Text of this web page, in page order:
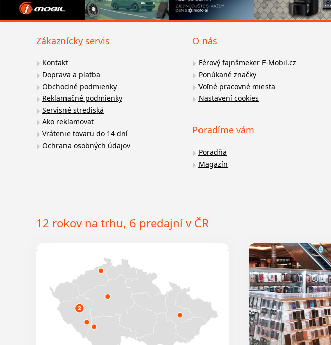
Zákaznícky servis
Kontakt
Doprava a platba
Obchodné podmienky
Reklamačné podmienky
Servisné strediská
Ako reklamovať
Vrátenie tovaru do 14 dní
Ochrana osobných údajov
O nás
Férový fajnšmeker F-Mobil.cz
Ponúkané značky
Voľné pracovné miesta
Nastavení cookies
Poradíme vám
Poradňa
Magazín
12 rokov na trhu, 6 predajní v ČR